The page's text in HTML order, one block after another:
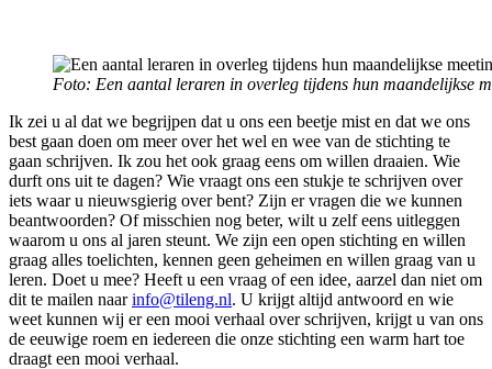
Foto: Een aantal leraren in overleg tijdens hun maandelijkse
Ik zei u al dat we begrijpen dat u ons een beetje mist en dat we ons
best gaan doen om meer over het wel en wee van de stichting te
gaan schrijven. Ik zou het ook graag eens om willen draaien. Wie
durft ons uit te dagen? Wie vraagt ons een stukje te schrijven over
iets waar u nieuwsgierig over bent? Zijn er vragen die we kunnen
beantwoorden? Of misschien nog beter, wilt u zelf eens uitleggen
waarom u ons al jaren steunt. We zijn een open stichting en willen
graag alles toelichten, kennen geen geheimen en willen graag van u
leren. Doet u mee? Heeft u een vraag of een idee, aarzel dan niet om
dit te mailen naarinfo@tileng.nl. U krijgt altijd antwoord en wie
weet kunnen wij er een mooi verhaal over schrijven, krijgt u van ons
de eeuwige roem en iedereen die onze stichting een warm hart toe
draagt een mooi verhaal.